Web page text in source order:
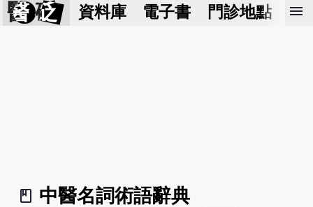
醫 砭 資料庫 電子書 門診地點 預
menu
book_2
中醫名詞術語辭典